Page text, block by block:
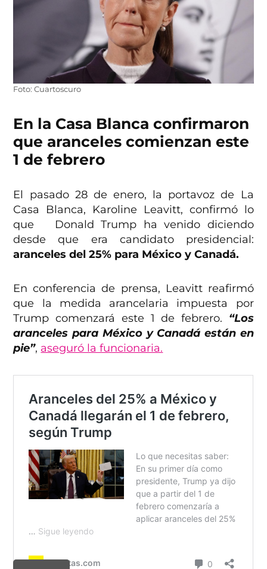
Foto: Cuartoscuro
En la Casa Blanca confirmaron
que aranceles comienzan este
1 de febrero
El pasado 28 de enero, la portavoz de La
Casa Blanca, Karoline Leavitt, confirmó lo
que Donald Trump ha venido diciendo
desde que era candidato presidencial:
aranceles del 25% para México y Canadá.
En conferencia de prensa, Leavitt reafirmó
que la medida arancelaria impuesta por
Trump comenzará este 1 de febrero. “Los
aranceles para México y Canadá están en
pie”, aseguró la funcionaria.